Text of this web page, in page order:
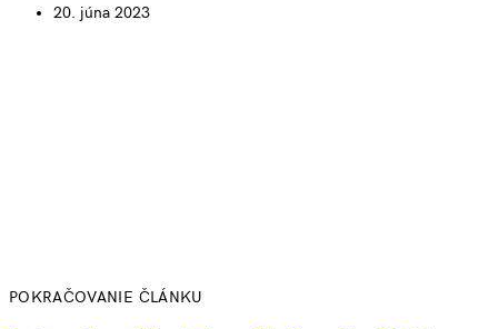
20. júna 2023
POKRAČOVANIE ČLÁNKU